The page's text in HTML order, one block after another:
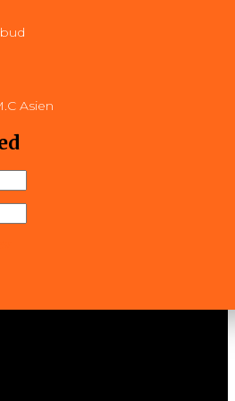
Asien